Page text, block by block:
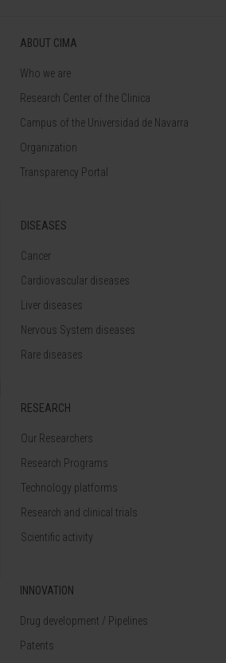
ABOUT CIMA
Who we are
Research Center of the Clinica
Campus of the Universidad de Navarra
Organization
Transparency Portal
DISEASES
Cancer
Cardiovascular diseases
Liver diseases
Nervous System diseases
Rare diseases
RESEARCH
Our Researchers
Research Programs
Technology platforms
Research and clinical trials
Scientific activity
INNOVATION
Drug development / Pipelines
Patents